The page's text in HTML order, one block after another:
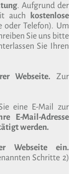
. Aufgrund der
auch kostenlose
oder Telefon). Um
Sie uns bitte
Sie Ihren
Webseite. Zur
eine E-Mail zur
E-Mail-Adresse
werden.
Webseite ein.
Schritte 2)